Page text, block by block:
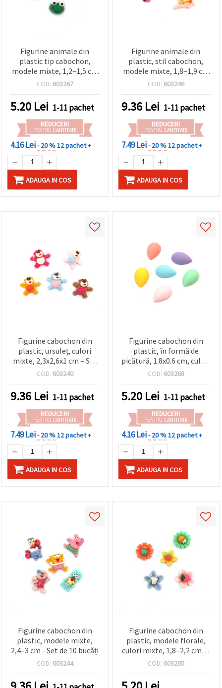
Figurine animale din
plastic tip cabochon,
modele mixte, 1,2–1,5 cm
– set de 10 bucăți
COD: 603267
5.20 Lei 1-11 pachet
REDUCERI
PENTRU CANTITATE
4.16 Lei- 20 %12 pachet +
ADAUGA IN COS
Figurine animale din
plastic, stil cabochon,
modele mixte, 1,8–1,9 cm
– set 10 buc.
COD: 603246
9.36 Lei 1-11 pachet
REDUCERI
PENTRU CANTITATE
7.49 Lei- 20 %12 pachet +
ADAUGA IN COS
Figurine cabochon din
plastic, ursuleț, culori
mixte, 2,3x2,6x1 cm – Set
de 10
COD: 603240
9.36 Lei 1-11 pachet
REDUCERI
PENTRU CANTITATE
7.49 Lei- 20 %12 pachet +
ADAUGA IN COS
Figurine cabochon din
plastic, în formă de
picătură, 1.8x0.6 cm, culori
mixte – 10 buc.
COD: 603268
5.20 Lei 1-11 pachet
REDUCERI
PENTRU CANTITATE
4.16 Lei- 20 %12 pachet +
ADAUGA IN COS
Figurine cabochon din
plastic, modele mixte,
2,4–3 cm - Set de 10 bucăți
COD: 603244
Figurine cabochon din
plastic, modele florale,
culori mixte, 1,8–2,2 cm —
10 buc.
COD: 603265